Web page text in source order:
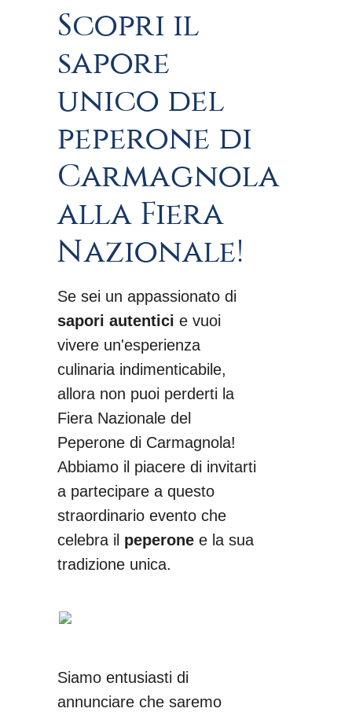
Scopri il
sapore
unico del
peperone di
Carmagnola
alla Fiera
Nazionale!
Se sei un appassionato di
sapori autentici e vuoi
vivere un'esperienza
culinaria indimenticabile,
allora non puoi perderti la
Fiera Nazionale del
Peperone di Carmagnola!
Abbiamo il piacere di invitarti
a partecipare a questo
straordinario evento che
celebra il peperone e la sua
tradizione unica.
Siamo entusiasti di
annunciare che saremo